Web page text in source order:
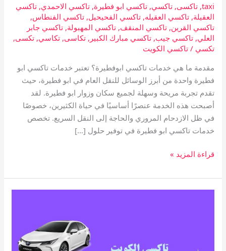
taxi
,تاكسى,تاكسي,تاكسي ابو فطيرة,تاكسي الاحمدي,تاكسي
العقيلة,تاكسي العقيله,تاكسي الفحيحيل,تاكسي الفنطاس,
تاكسي القرين,تاكسي المنقف,تاكسي المهبولة,تاكسي جابر
العلي,تاكسي جيب,تاكسي مبارك الكبير ,تكاسى,تكاسي,تكسى,
تكسي /تاكسي الكويت
مقدمة ما هي خدمات تاكسي ابوفطيرة؟ تعتبر خدمات تاكسي ابو
فطيرة واحدة من أبرز الوسائل للنقل العام في ابو فطيرة، حيث
تقدم تجربة مريحة وسهلة لجميع سكان وزوار ابو فطيرة. لقد
أصبحت هذه الخدمة عنصرًا أساسيًا في حياة الكثيرين، خصوصًا
في ظل الازدحام المروري والحاجة إلى النقل السريع. تخصص
خدمات تاكسي ابو فطيرة في توفير حلول […]
قراءة المزيد »